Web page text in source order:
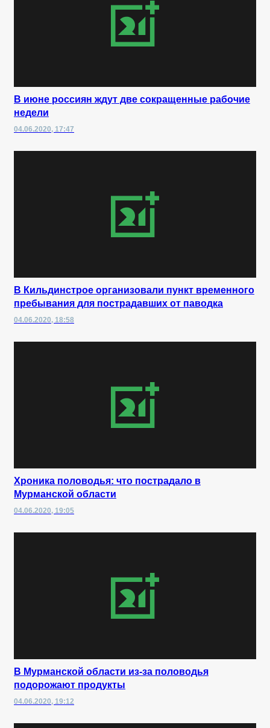
В июне россиян ждут две сокращенные рабочие
недели
04.06.2020, 17:47
В Кильдинстрое организовали пункт временного
пребывания для пострадавших от паводка
04.06.2020, 18:58
Хроника половодья: что пострадало в
Мурманской области
04.06.2020, 19:05
В Мурманской области из-за половодья
подорожают продукты
04.06.2020, 19:12